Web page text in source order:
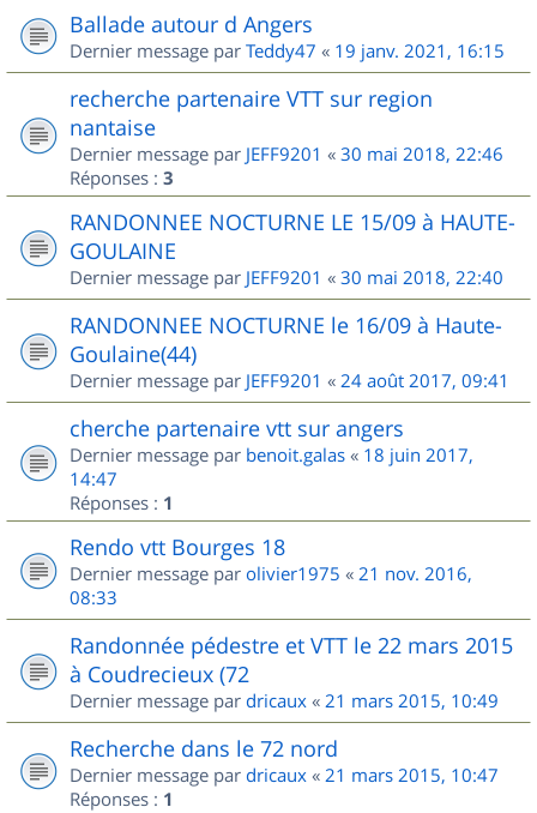
Ballade autour d Angers
Dernier message par Teddy47 « 19 janv. 2021, 16:15
recherche partenaire VTT sur region
nantaise
Dernier message par JEFF9201 « 30 mai 2018, 22:46
Réponses : 3
RANDONNEE NOCTURNE LE 15/09 à HAUTE-
GOULAINE
Dernier message par JEFF9201 « 30 mai 2018, 22:40
RANDONNEE NOCTURNE le 16/09 à Haute-
Goulaine(44)
Dernier message par JEFF9201 « 24 août 2017, 09:41
cherche partenaire vtt sur angers
Dernier message par benoit.galas « 18 juin 2017,
14:47
Réponses : 1
Rendo vtt Bourges 18
Dernier message par olivier1975 « 21 nov. 2016,
08:33
Randonnée pédestre et VTT le 22 mars 2015
à Coudrecieux (72
Dernier message par dricaux « 21 mars 2015, 10:49
Recherche dans le 72 nord
Dernier message par dricaux « 21 mars 2015, 10:47
Réponses : 1